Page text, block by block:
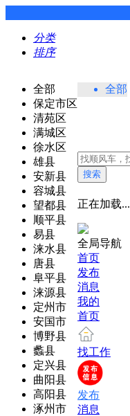
分类
排序
全部
保定市区
清苑区
满城区
徐水区
雄县
安新县
容城县
望都县
顺平县
易县
涞水县
唐县
阜平县
涞源县
定州市
安国市
博野县
蠡县
定兴县
曲阳县
高阳县
涿州市
全部
搜索
正在加载...
全局导航
首页
发布
消息
我的
首页
找工作
发布
消息